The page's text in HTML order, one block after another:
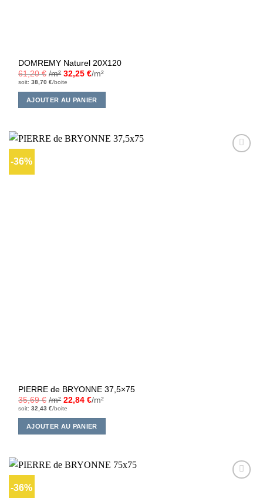
DOMREMY Naturel 20X120
61,20€ /m² 32,25€/m²
soit:38,70€/boite
AJOUTER AU PANIER
-36%
PIERRE de BRYONNE 37,5×75
35,69€ /m² 22,84€/m²
soit:32,43€/boite
AJOUTER AU PANIER
-36%